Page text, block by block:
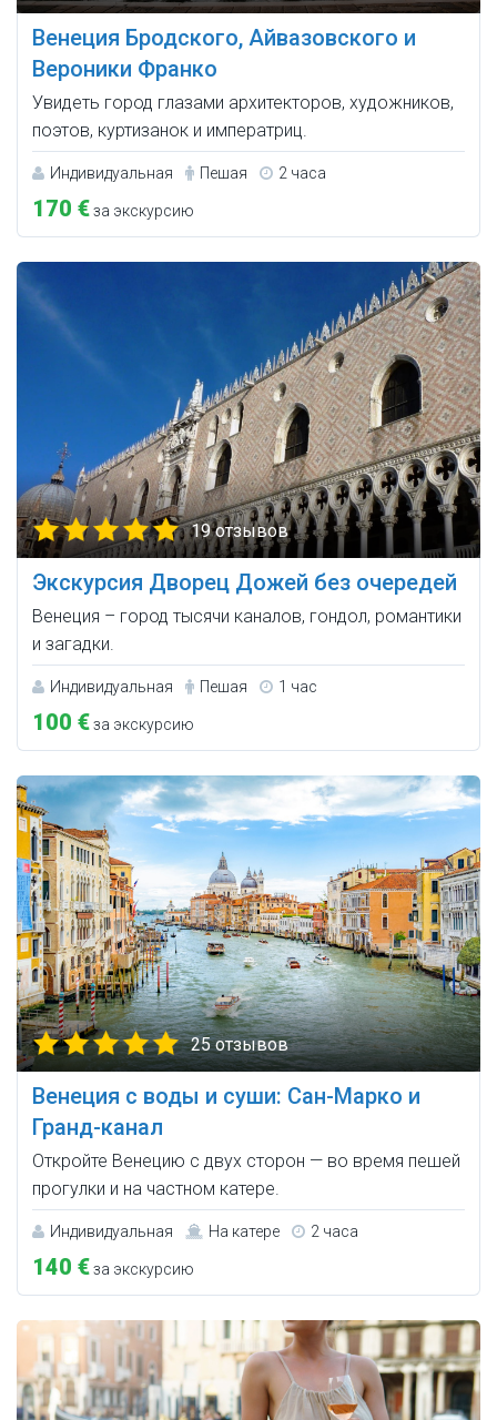
Венеция Бродского, Айвазовского и
Вероники Франко
Увидеть город глазами архитекторов, художников,
поэтов, куртизанок и императриц.
Индивидуальная Пешая 2 часа
170 €за экскурсию
19 отзывов
Экскурсия Дворец Дожей без очередей
Венеция – город тысячи каналов, гондол, романтики
и загадки.
Индивидуальная Пешая 1 час
100 €за экскурсию
25 отзывов
Венеция с воды и суши: Сан-Марко и
Гранд-канал
Откройте Венецию с двух сторон — во время пешей
прогулки и на частном катере.
Индивидуальная На катере 2 часа
140 €за экскурсию